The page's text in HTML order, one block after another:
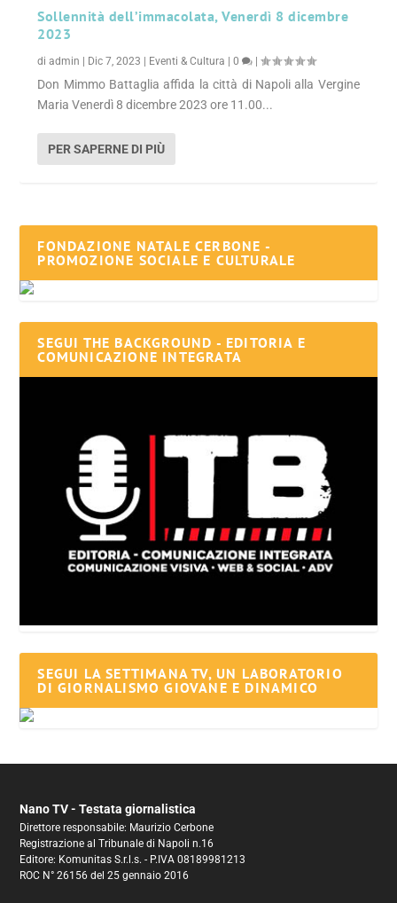
Sollennità dell’immacolata, Venerdì 8 dicembre
2023
diadmin Dic 7, 2023 Eventi & Cultura |0 |
Don Mimmo Battaglia affida la città di Napoli alla Vergine
Maria Venerdì 8 dicembre 2023 ore 11.00...
PER SAPERNE DI PIÙ
FONDAZIONE NATALE CERBONE -
PROMOZIONE SOCIALE E CULTURALE
SEGUI THE BACKGROUND - EDITORIA E
COMUNICAZIONE INTEGRATA
SEGUI LA SETTIMANA TV, UN LABORATORIO
DI GIORNALISMO GIOVANE E DINAMICO
Nano TV - Testata giornalistica
Direttore responsabile: Maurizio Cerbone
Registrazione al Tribunale di Napoli n.16
Editore: Komunitas S.r.l.s. - P.IVA 08189981213
ROC N° 26156 del 25 gennaio 2016